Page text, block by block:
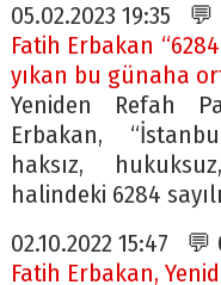
05.02.2023 19:35
Fatih Erbakan
yıkan bu günaha
Yeniden Refah
Erbakan,
haksız,
halindeki 6284
02.10.2022 15:47
Fatih Erbakan,